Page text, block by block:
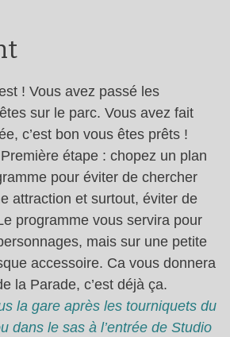
! Vous avez passé les
sur le parc. Vous avez fait
c’est bon vous êtes prêts !
étape : chopez un plan
pour éviter de chercher
attraction et surtout, éviter de
programme vous servira pour
mais sur une petite
accessoire. Ca vous donnera
la Parade, c’est déjà ça.
la gare après les tourniquets du
dans le sas à l’entrée de Studio